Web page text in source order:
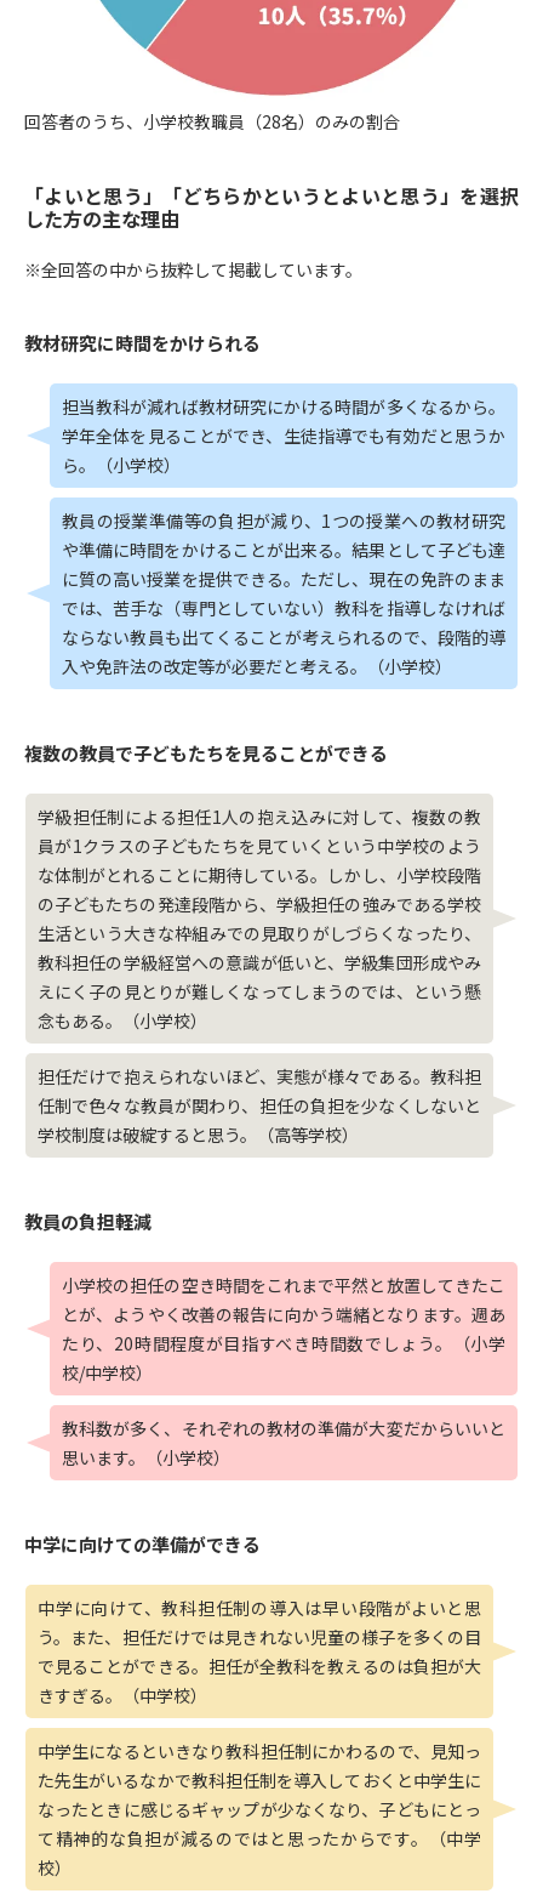
回答者のうち、小学校教職員（28名）のみの割合
「よいと思う」「どちらかというとよいと思う」を選択
した方の主な理由
※全回答の中から抜粋して掲載しています。
教材研究に時間をかけられる
担当教科が減れば教材研究にかける時間が多くなるから。
学年全体を見ることができ、生徒指導でも有効だと思うか
ら。（小学校）
教員の授業準備等の負担が減り、1つの授業への教材研究
や準備に時間をかけることが出来る。結果として子ども達
に質の高い授業を提供できる。ただし、現在の免許のまま
では、苦手な（専門としていない）教科を指導しなければ
ならない教員も出てくることが考えられるので、段階的導
入や免許法の改定等が必要だと考える。（小学校）
複数の教員で子どもたちを見ることができる
学級担任制による担任1人の抱え込みに対して、複数の教
員が1クラスの子どもたちを見ていくという中学校のよう
な体制がとれることに期待している。しかし、小学校段階
の子どもたちの発達段階から、学級担任の強みである学校
生活という大きな枠組みでの見取りがしづらくなったり、
教科担任の学級経営への意識が低いと、学級集団形成やみ
えにく子の見とりが難しくなってしまうのでは、という懸
念もある。（小学校）
担任だけで抱えられないほど、実態が様々である。教科担
任制で色々な教員が関わり、担任の負担を少なくしないと
学校制度は破綻すると思う。（高等学校）
教員の負担軽減
小学校の担任の空き時間をこれまで平然と放置してきたこ
とが、ようやく改善の報告に向かう端緒となります。週あ
たり、20時間程度が目指すべき時間数でしょう。（小学
校/中学校）
教科数が多く、それぞれの教材の準備が大変だからいいと
思います。（小学校）
中学に向けての準備ができる
中学に向けて、教科担任制の導入は早い段階がよいと思
う。また、担任だけでは見きれない児童の様子を多くの目
で見ることができる。担任が全教科を教えるのは負担が大
きすぎる。（中学校）
中学生になるといきなり教科担任制にかわるので、見知っ
た先生がいるなかで教科担任制を導入しておくと中学生に
なったときに感じるギャップが少なくなり、子どもにとっ
て精神的な負担が減るのではと思ったからです。（中学
校）